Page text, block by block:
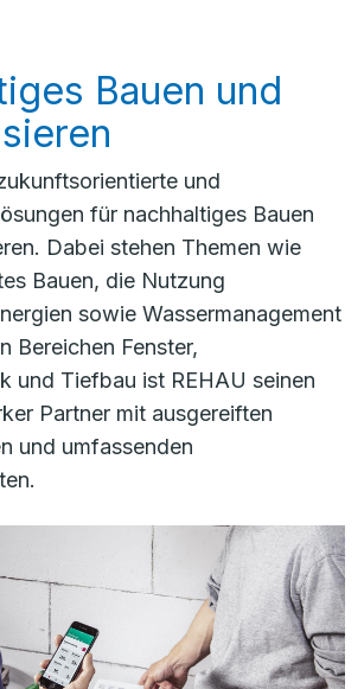
Bauen und
und
für nachhaltiges Bauen
Dabei stehen Themen wie
Bauen, die Nutzung
sowie Wassermanagement
Bereichen Fenster,
und Tiefbau ist REHAU seinen
Partner mit ausgereiften
und umfassenden